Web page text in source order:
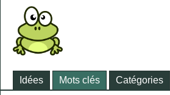
Idées Mots clés Catégories